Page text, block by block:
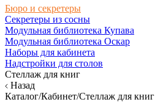
Бюро и секретеры
Секретеры из сосны
Модульная библиотека Купава
Модульная библиотека Оскар
Наборы для кабинета
Надстройки для столов
Стеллаж для книг
Назад
Каталог/Кабинет/Стеллаж для книг